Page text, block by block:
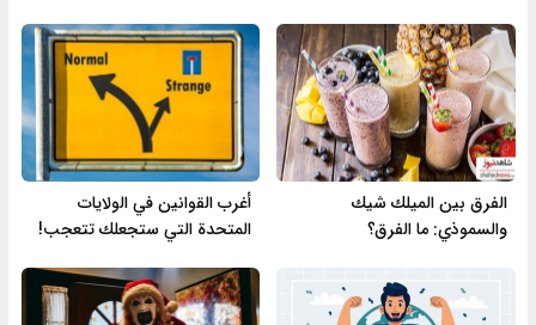
الفرق بين الميلك شيك
والسموذي: ما الفرق؟
أغرب القوانين في الولايات
المتحدة التي ستجعلك تتعجب!